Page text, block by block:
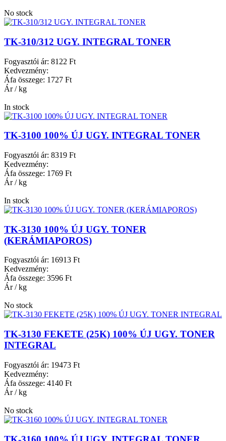
No stock
TK-310/312 UGY. INTEGRAL TONER
Fogyasztói ár: 8122 Ft
Kedvezmény:
Áfa összege: 1727 Ft
Ár / kg
In stock
TK-3100 100% ÚJ UGY. INTEGRAL TONER
Fogyasztói ár: 8319 Ft
Kedvezmény:
Áfa összege: 1769 Ft
Ár / kg
In stock
TK-3130 100% ÚJ UGY. TONER
(KERÁMIAPOROS)
Fogyasztói ár: 16913 Ft
Kedvezmény:
Áfa összege: 3596 Ft
Ár / kg
No stock
TK-3130 FEKETE (25K) 100% ÚJ UGY. TONER
INTEGRAL
Fogyasztói ár: 19473 Ft
Kedvezmény:
Áfa összege: 4140 Ft
Ár / kg
No stock